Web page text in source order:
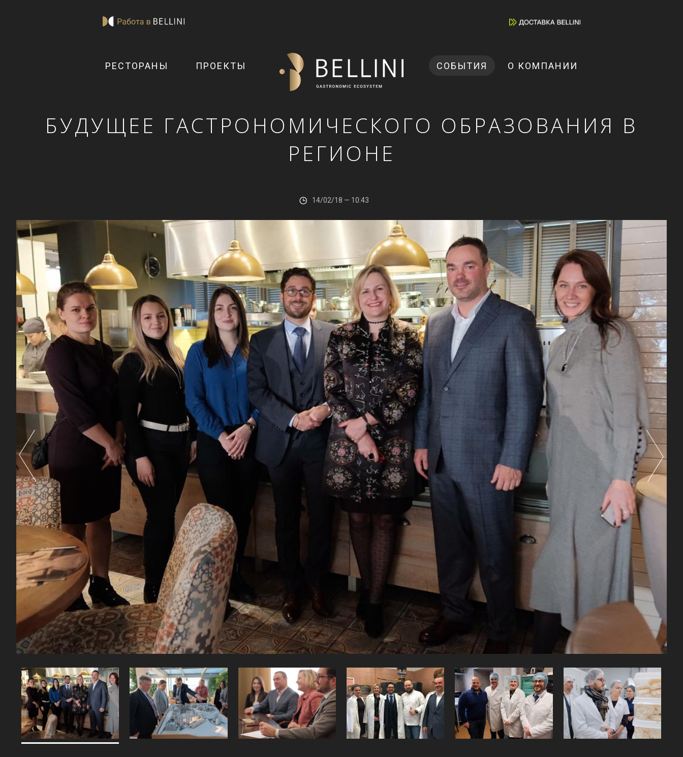
РЕСТОРАНЫ ПРОЕКТЫ СОБЫТИЯ О КОМПАНИИ
БУДУЩЕЕ ГАСТРОНОМИЧЕСКОГО ОБРАЗОВАНИЯ В
РЕГИОНЕ
14/02/18 — 10:43